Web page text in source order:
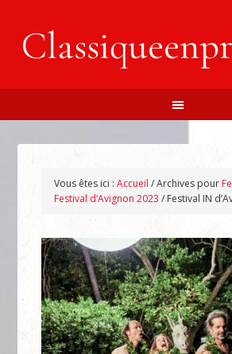
Vous êtes ici :Accueil /Archives pour
Festival d’Avignon 2023 / Festival IN